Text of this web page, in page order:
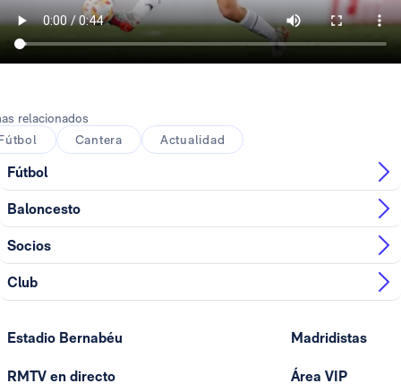
relacionados
Cantera Actualidad
Fútbol
Baloncesto
Socios
Club
Estadio Bernabéu
RMTV en directo
Madridistas
Área VIP